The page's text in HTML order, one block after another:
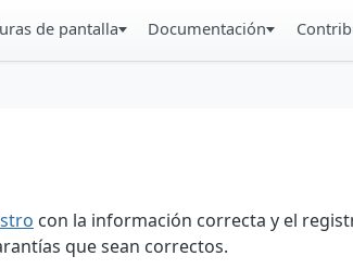
de pantalla Documentación
con la información correcta y el
que sean correctos.